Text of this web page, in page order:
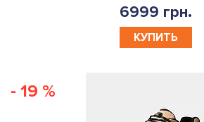
6999 грн.
КУПИТЬ
- 19 %